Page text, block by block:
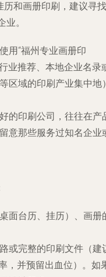
和画册印刷，建议寻找
业。
用“福州专业画册印
业推荐、本地企业名录
区域的印刷产业集中地
的印刷公司，往往在产
意那些服务过知名企业
面台历、挂历）、画册
或完整的印刷文件（建
，并预留出血位）。如